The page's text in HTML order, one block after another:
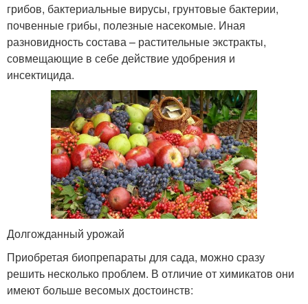
грибов, бактериальные вирусы, грунтовые бактерии,
почвенные грибы, полезные насекомые. Иная
разновидность состава – растительные экстракты,
совмещающие в себе действие удобрения и
инсектицида.
Долгожданный урожай
Приобретая биопрепараты для сада, можно сразу
решить несколько проблем. В отличие от химикатов они
имеют больше весомых достоинств: